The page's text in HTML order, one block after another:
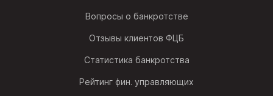
Вопросы о банкротстве
Отзывы клиентов ФЦБ
Статистика банкротства
Рейтинг фин. управляющих